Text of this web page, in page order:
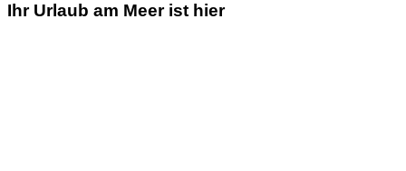
Ihr Urlaub am Meer ist hier